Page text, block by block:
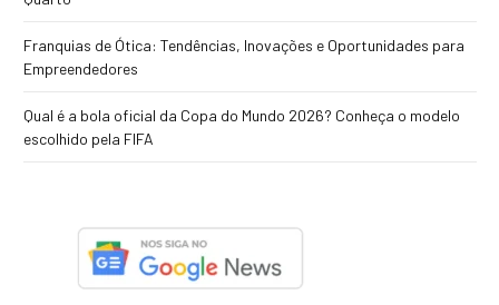
Franquias de Ótica: Tendências, Inovações e Oportunidades para
Empreendedores
Qual é a bola oficial da Copa do Mundo 2026? Conheça o modelo
escolhido pela FIFA